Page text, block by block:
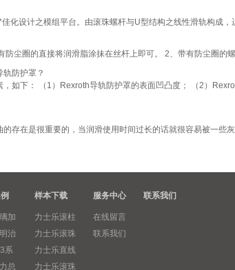
化设计之模组平台。由滚珠螺杆与U型结构之线性滑轨构成
尘圈的直接将润滑脂涂抹在丝杆上即可。 2、带有防尘圈
防护罩？
如下： （1）Rexroth导轨防护罩的表面凹凸度； （2）
在是很重要的，当润滑使用时间过长的话就很容易被一些
加
治
系
总
样本下载
力士乐滚柱
力士乐滚珠
力士乐直线
力士乐滚珠
服务中心
在线留言
联系我们
联系我们